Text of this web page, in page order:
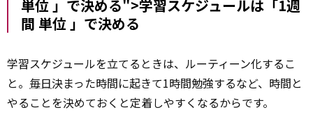
単位 」で決める">学習スケジュールは「1週
間 単位 」で決める
学習スケジュールを立てるときは、ルーティーン化するこ
と。 毎日決まった時間に起きて1時間勉強するなど、時間と
やることを決めておくと定着しやすくなるからです。